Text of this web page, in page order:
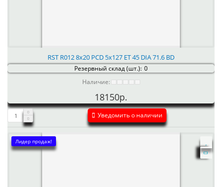
RST R012 8x20 PCD 5x127 ET 45 DIA 71.6 BD
Резервный склад (шт.): 0
Наличие:
18150р.
Уведомить о наличии
Лидер продаж!